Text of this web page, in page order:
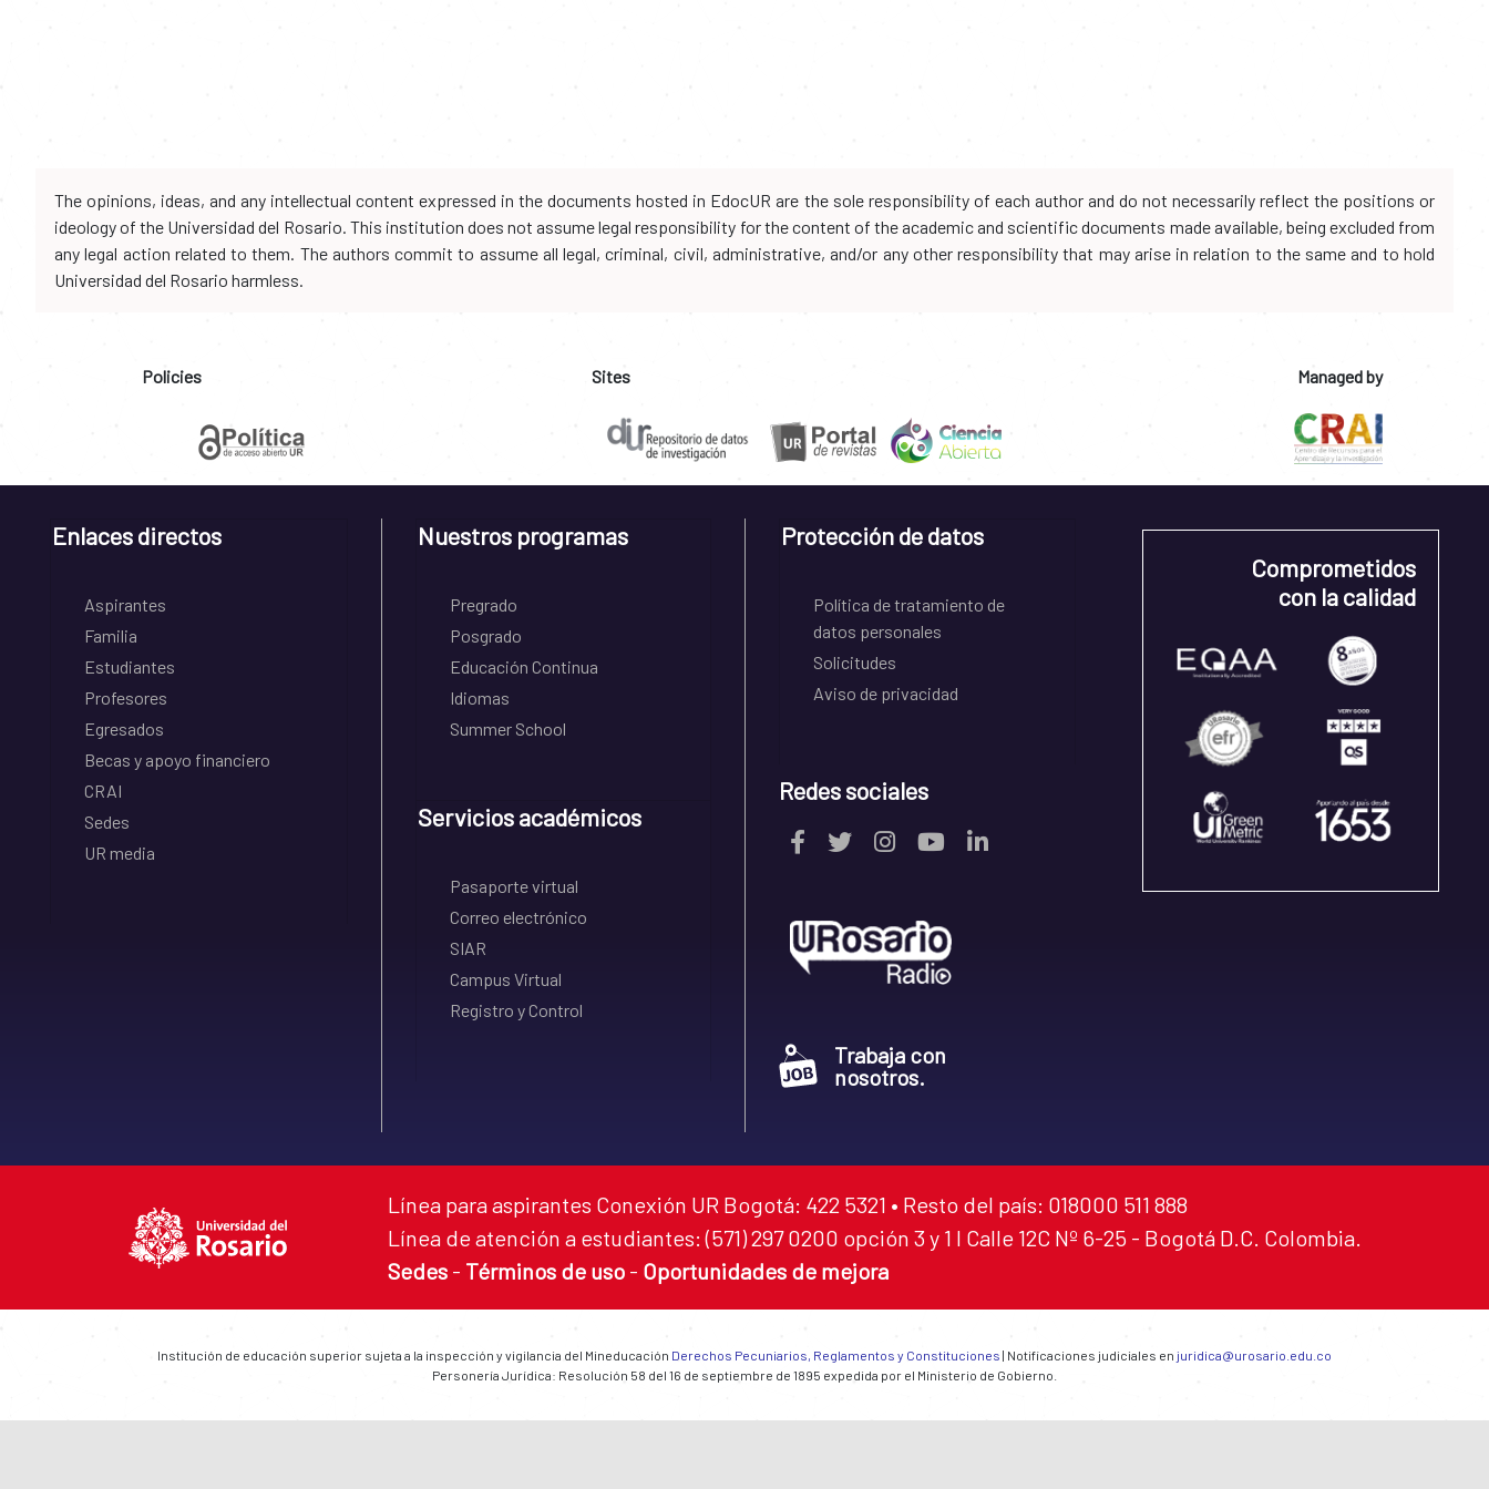
The opinions, ideas, and any intellectual content expressed in the documents hosted in EdocUR are the sole responsibility of each author and do not necessarily reflect the positions or
ideology of the Universidad del Rosario. This institution does not assume legal responsibility for the content of the academic and scientific documents made available, being excluded from
any legal action related to them. The authors commit to assume all legal, criminal, civil, administrative, and/or any other responsibility that may arise in relation to the same and to hold
Universidad del Rosario harmless.
Policies Sites Managed by
Enlaces directos
Aspirantes
Familia
Estudiantes
Profesores
Egresados
Becas y apoyo financiero
CRAI
Sedes
UR media
Nuestros programas
Pregrado
Posgrado
Educación Continua
Idiomas
Summer School
Servicios académicos
Pasaporte virtual
Correo electrónico
SIAR
Campus Virtual
Registro y Control
Protección de datos
Política de tratamiento de
datos personales
Solicitudes
Aviso de privacidad
Redes sociales
Trabaja con
nosotros.
Comprometidos
con la calidad
Línea para aspirantes Conexión UR Bogotá: 422 5321 • Resto del país: 018000 511 888
Línea de atención a estudiantes: (571) 297 0200 opción 3 y 1 I Calle 12C Nº 6-25 - Bogotá D.C. Colombia.
Sedes - Términos de uso - Oportunidades de mejora
Institución de educación superior sujeta a la inspección y vigilancia del Mineducación Derechos Pecuniarios, Reglamentos y Constituciones | Notificaciones judiciales en juridica@urosario.edu.co
Personería Jurídica: Resolución 58 del 16 de septiembre de 1895 expedida por el Ministerio de Gobierno.